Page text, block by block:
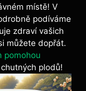
místě! V
podíváme
zdraví vašich
můžete dopřát.
pomohou
plodů!